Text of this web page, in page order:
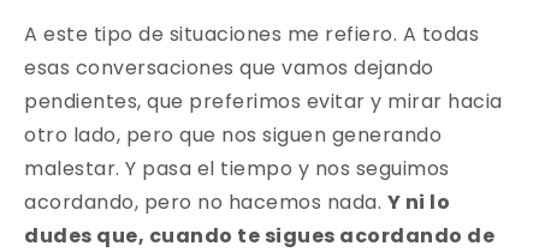
A este tipo de situaciones me refiero. A todas
esas conversaciones que vamos dejando
pendientes, que preferimos evitar y mirar hacia
otro lado, pero que nos siguen generando
malestar. Y pasa el tiempo y nos seguimos
acordando, pero no hacemos nada. Y ni lo
dudes que, cuando te sigues acordando de